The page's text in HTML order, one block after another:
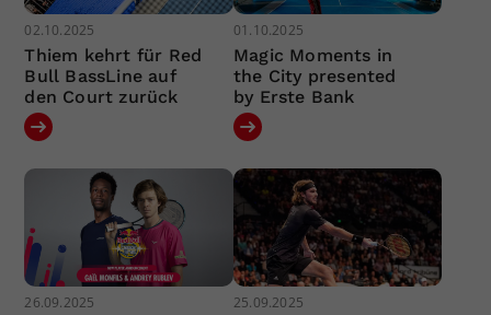
02.10.2025
Thiem kehrt für Red
Bull BassLine auf
den Court zurück
01.10.2025
Magic Moments in
the City presented
by Erste Bank
26.09.2025 25.09.2025